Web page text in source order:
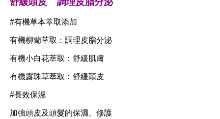
#有機草本萃取添加
有機柳蘭萃取：調理皮脂分泌
有機小白花萃取：舒緩肌膚
有機露珠草萃取：舒緩頭皮
#長效保濕
加強頭皮及頭髮的保濕、修護